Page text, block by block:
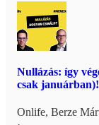
Nullázás: így
csak januárban)!
Onlife, Berze